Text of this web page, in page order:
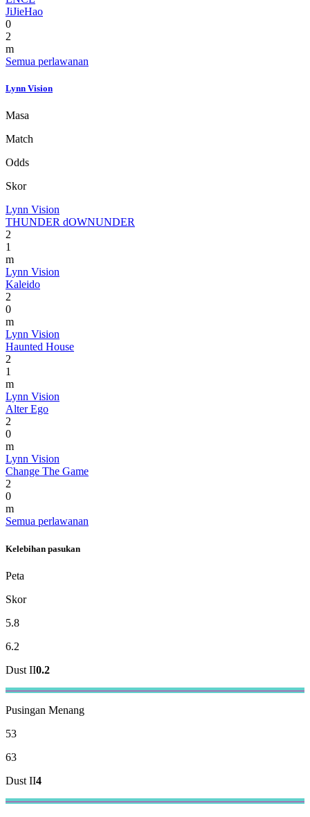
JiJieHao
0
2
m
Semua perlawanan
Lynn Vision
Masa
Match
Odds
Skor
Lynn Vision
THUNDER dOWNUNDER
2
1
m
Lynn Vision
Kaleido
2
0
m
Lynn Vision
Haunted House
2
1
m
Lynn Vision
Alter Ego
2
0
m
Lynn Vision
Change The Game
2
0
m
Semua perlawanan
Kelebihan pasukan
Peta
Skor
5.8
6.2
Dust II0.2
Pusingan Menang
53
63
Dust II4